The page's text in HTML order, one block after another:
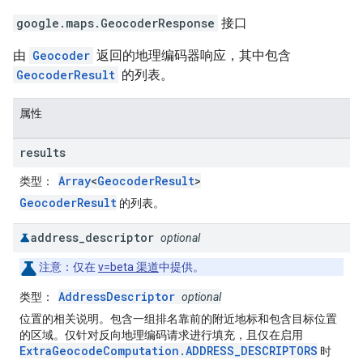
google.maps. GeocoderResponse 接口
由 Geocoder 返回的地理编码器响应，其中包含
GeocoderResult 的列表。
属性
results
类型 ： Array<GeocoderResult>
GeocoderResult 的列表。
address descriptor optional
注意 ：仅在v=beta 渠道中提供。
类型 ： AddressDescriptor optional
位置的相关说明。包含一组排名靠前的附近地标和包含目标位置
的区域。仅针对反向地理编码请求进行填充，且仅在启用
ExtraGeocodeComputation.ADDRESS_DESCRIPTORS 时